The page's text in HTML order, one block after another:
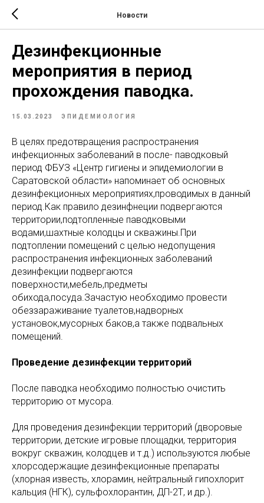
Новости
Дезинфекционные
мероприятия в период
прохождения паводка.
15.03.2023 ЭПИДЕМИОЛОГИЯ
В целях предотвращения распространения
инфекционных заболеваний в после- паводковый
период ФБУЗ «Центр гигиены и эпидемиологии в
Саратовской области» напоминает об основных
дезинфекционных мероприятиях,проводимых в данный
период.Как правило дезинфнеции подвергаются
территории,подтопленные паводковыми
водами,шахтные колодцы и скважины.При
подтоплении помещений с целью недопущения
распространения инфекционных заболеваний
дезинфекции подвергаются
поверхности,мебель,предметы
обихода,посуда.Зачастую необходимо провести
обеззараживание туалетов,надворных
установок,мусорных баков,а также подвальных
помещений.
Проведение дезинфекции территорий
После паводка необходимо полностью очистить
территорию от мусора.
Для проведения дезинфекции территорий (дворовые
территории, детские игровые площадки, территория
вокруг скважин, колодцев и т.д.) используются любые
хлорсодержащие дезинфекционные препараты
(хлорная известь, хлорамин, нейтральный гипохлорит
кальция (НГК), сульфохлорантин, ДП-2Т, и др.).